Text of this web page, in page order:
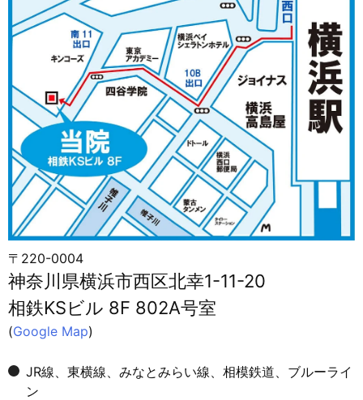
〒220-0004
神奈川県横浜市西区北幸1-11-20
相鉄KSビル 8F 802A号室
(Google Map)
JR線、東横線、みなとみらい線、相模鉄道、ブルーライ
ン